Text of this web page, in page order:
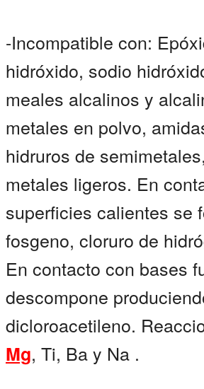
-Incompatible con:
hidróxido, sodio
meales alcalinos y
metales en polvo,
hidruros de
metales ligeros. En
superficies calientes se
fosgeno, cloruro de
En contacto con bases
descompone
dicloroacetileno.
Mg, Ti, Ba y Na .